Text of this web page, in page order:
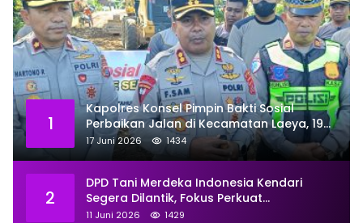
1
Kapolres Konsel Pimpin Bakti Sosial
Perbaikan Jalan di Kecamatan Laeya, 19
Titik Rusak Siap Ditambal
17 Juni 2026 1434
2
DPD Tani Merdeka Indonesia Kendari
Segera Dilantik, Fokus Perkuat
Pemberdayaan
11 Juni 2026 1429